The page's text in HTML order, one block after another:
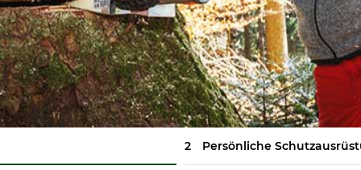
2 Persönliche